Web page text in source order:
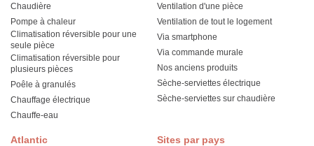
Atlantic
Chaudière
Pompe à chaleur
Climatisation réversible pour une
seule pièce
Climatisation réversible pour
plusieurs pièces
Poêle à granulés
Chauffage électrique
Chauffe-eau
Ventilation d'une pièce
Ventilation de tout le logement
Via smartphone
Via commande murale
Nos anciens produits
Sèche-serviettes électrique
Sèche-serviettes sur chaudière
Sites par pays